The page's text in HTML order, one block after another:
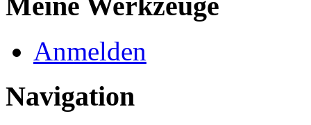
Anmelden
Navigation